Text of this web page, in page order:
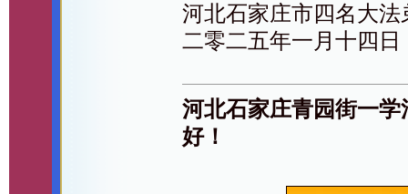
河北石家庄市四名大
二零二五年一月十四日
河北石家庄青园街一
好！